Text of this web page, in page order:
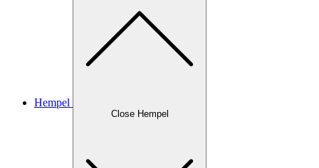
Hempel
Close Hempel